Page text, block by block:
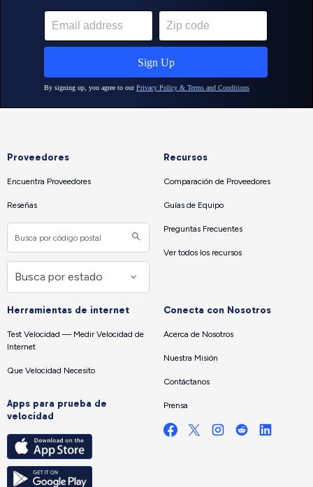
Proveedores
Encuentra Proveedores
Reseñas
Recursos
Comparación de Proveedores
Guías de Equipo
Preguntas Frecuentes
Ver todos los recursos
Herramientas de internet
Test Velocidad — Medir Velocidad de
Internet
Que Velocidad Necesito
Apps para prueba de
velocidad
Conecta con Nosotros
Acerca de Nosotros
Nuestra Misión
Contáctanos
Prensa